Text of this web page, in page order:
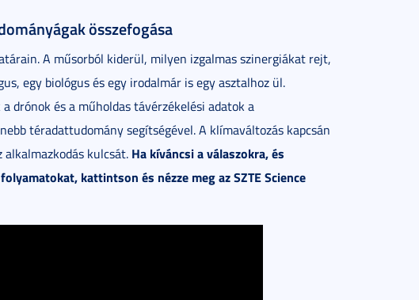
összefogása
A műsorból kiderül, milyen izgalmas szinergiákat rejt,
egy biológus és egy irodalmár is egy asztalhoz ül.
drónok és a műholdas távérzékelési adatok a
téradattudomány segítségével. A klímaváltozás kapcsán
kulcsát. Ha kíváncsi a válaszokra, és
kattintson és nézze meg az SZTE Science